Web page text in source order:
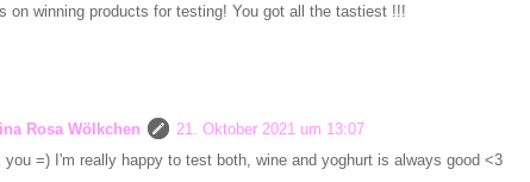
on winning products for testing! You got all the tastiest !!!
Rosa Wölkchen
21. Oktober 2021 um 13:07
you =) I'm really happy to test both, wine and yoghurt is always good <3